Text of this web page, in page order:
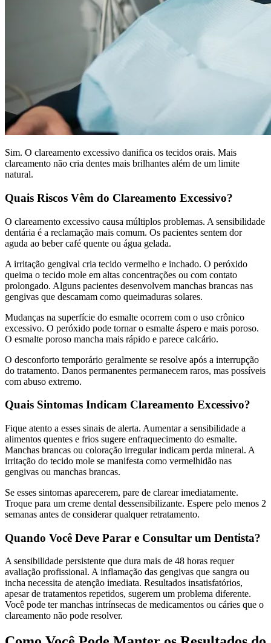
Sim. O clareamento excessivo danifica os tecidos orais. Mais
clareamento não cria dentes mais brilhantes além de um limite
natural.
Quais Riscos Vêm do Clareamento Excessivo?
O clareamento excessivo causa múltiplos problemas. A sensibilidade
dentária é a reclamação mais comum. Os pacientes sentem dor
aguda ao beber café quente ou água gelada.
A irritação gengival cria tecido vermelho e inchado. O peróxido
queima o tecido mole em altas concentrações ou com contato
prolongado. Alguns pacientes desenvolvem manchas brancas nas
gengivas que descamam como queimaduras solares.
Mudanças na superfície do esmalte ocorrem com o uso crônico
excessivo. O peróxido pode tornar o esmalte áspero e mais poroso.
O esmalte poroso mancha mais rápido e parece calcário.
O desconforto temporário geralmente se resolve após a interrupção
do tratamento. Danos permanentes permanecem raros, mas possíveis
com abuso extremo.
Quais Sintomas Indicam Clareamento Excessivo?
Fique atento a esses sinais de alerta. Aumentar a sensibilidade a
alimentos quentes e frios sugere enfraquecimento do esmalte.
Manchas brancas ou coloração irregular indicam perda mineral. A
irritação do tecido mole se manifesta como vermelhidão nas
gengivas ou manchas brancas.
Se esses sintomas aparecerem, pare de clarear imediatamente.
Troque para um creme dental dessensibilizante. Espere pelo menos 2
semanas antes de considerar qualquer retratamento.
Quando Você Deve Parar e Consultar um Dentista?
A sensibilidade persistente que dura mais de 48 horas requer
avaliação profissional. A inflamação das gengivas que sangra ou
incha necessita de atenção imediata. Resultados insatisfatórios,
apesar de tratamentos repetidos, sugerem um problema diferente.
Você pode ter manchas intrínsecas de medicamentos ou cáries que o
clareamento não pode resolver.